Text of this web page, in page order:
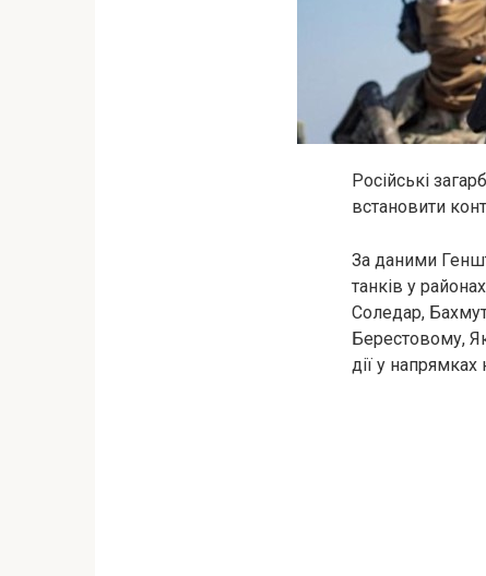
Російські
встановити
За даними
танків у
Соледар,
Берестовому,
дії у